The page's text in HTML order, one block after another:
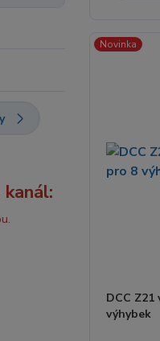
Novinka
DCC
výhybek